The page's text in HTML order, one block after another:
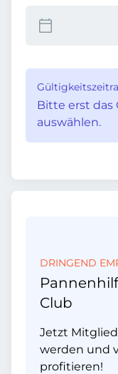
Bitte erst
auswählen.
DRINGEND
Club
Jetzt
werden und
profitieren!